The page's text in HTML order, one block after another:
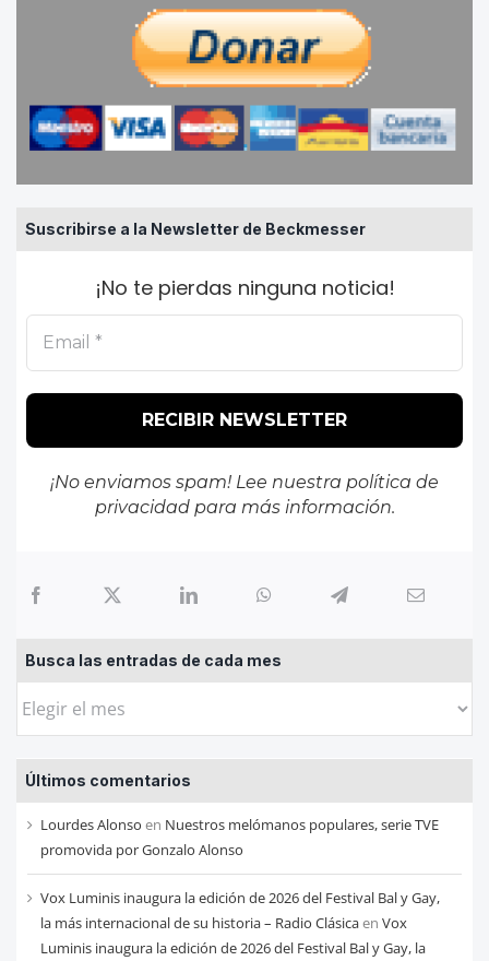
Suscribirse a la Newsletter de Beckmesser
¡No te pierdas ninguna noticia!
¡No enviamos spam! Lee nuestra política de
privacidadpara más información.
Busca las entradas de cada mes
Busca
entradas
de
cada
mes
Últimos comentarios
Lourdes Alonso en Nuestros melómanos populares, serie TVE
promovida por Gonzalo Alonso
Vox Luminis inaugura la edición de 2026 del Festival Bal y Gay,
la más internacional de su historia – Radio Clásicaen Vox
Luminis inaugura la edición de 2026 del Festival Bal y Gay, la